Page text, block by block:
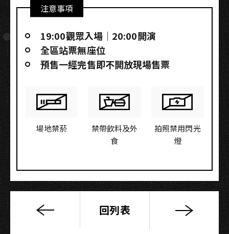
注意事項
19:00觀眾入場｜20:00開演
全區站票無座位
預售一經完售即不開放現場售票
場地禁菸
禁帶飲料及外
食
拍照禁用閃光
燈
「往
回列表